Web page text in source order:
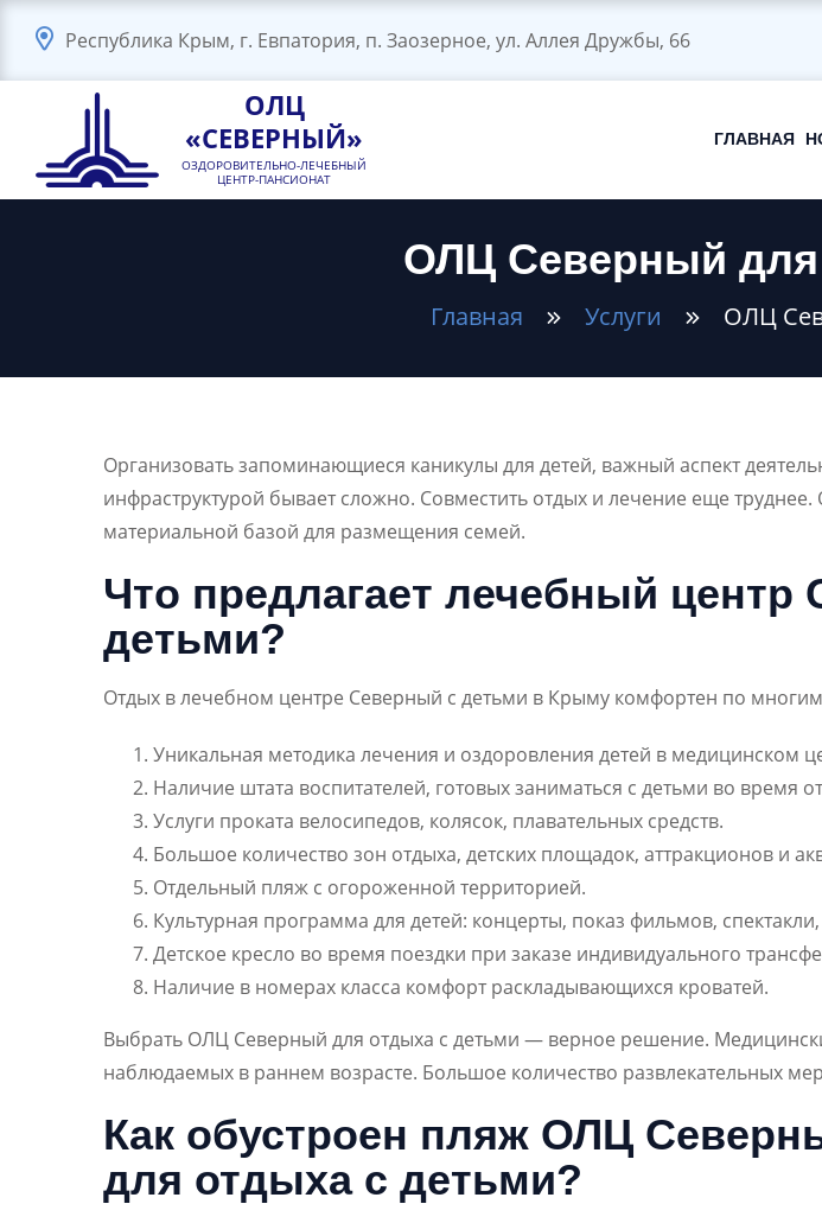
Республика Крым, г. Евпатория, п. Заозерное, ул. Аллея Дружбы, 66
ОЛЦ
«СЕВЕРНЫЙ»
ОЗДОРОВИТЕЛЬНО-ЛЕЧЕБНЫЙ
ЦЕНТР-ПАНСИОНАТ
ГЛАВНАЯ
ОЛЦ Северный для
Главная Услуги ОЛЦ
Организовать запоминающиеся каникулы для детей, важный аспект
инфраструктурой бывает сложно. Совместить отдых и лечение еще
материальной базой для размещения семей.
Что предлагает лечебный
детьми?
Отдых в лечебном центре Северный с детьми в Крыму комфортен по
Уникальная методика лечения и оздоровления детей в медицинском
Наличие штата воспитателей, готовых заниматься с детьми во время
Услуги проката велосипедов, колясок, плавательных средств.
Большое количество зон отдыха, детских площадок, аттракционов и
Отдельный пляж с огороженной территорией.
Культурная программа для детей: концерты, показ фильмов,
Детское кресло во время поездки при заказе индивидуального
Наличие в номерах класса комфорт раскладывающихся кроватей.
Выбрать ОЛЦ Северный для отдыха с детьми — верное решение.
наблюдаемых в раннем возрасте. Большое количество развлекательных
Как обустроен пляж ОЛЦ
для отдыха с детьми?